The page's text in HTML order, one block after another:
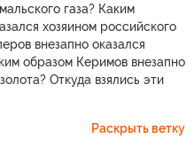
газа? Каким
хозяином российского
внезапно оказался
образом Керимов внезапно
Откуда взялись эти
Раскрыть ветку